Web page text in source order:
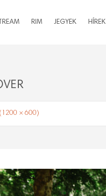
RIM JEGYEK HÍREK
× 600)